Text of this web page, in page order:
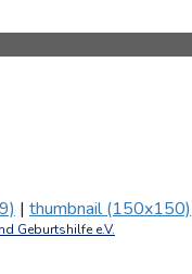
| thumbnail (150x150)
Geburtshilfe e.V.